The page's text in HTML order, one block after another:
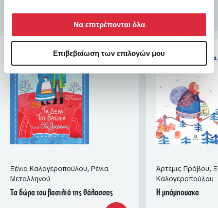
Να επιτρέπονται όλα
Επιβεβαίωση των επιλογών μου
Ξένια Καλογεροπούλου, Ρένια
Μεταλληνού
Τα δώρα του βασιλιά της θάλασσας
Άρτεμις Πρόβου,
Καλογεροπούλου
Η μπάμπουσκα